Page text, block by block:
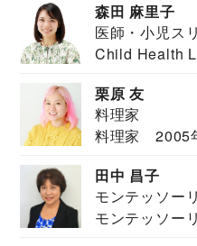
森田 麻里子
医師・小児ス
Child Health
栗原 友
料理家
料理家 2005
田中 昌子
モンテッソー
ズハウス研究
モンテッソー